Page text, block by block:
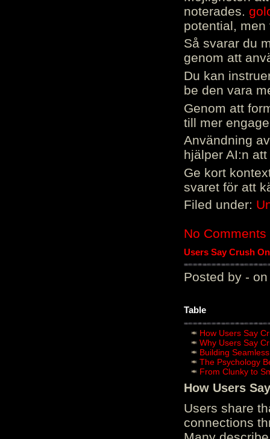
noterades.
potential, men
Så svarar du
genom att
Du kan
be den vara
Genom att
till mer
Användning
hjälper AI:n
Ge kort
svaret för att
Filed under:
No Comments
Users Say Crush
Posted by - on
Table
How Users Say
Why Users Say
Building
The Psychology
From Clunky to
How Users
Users share
connections